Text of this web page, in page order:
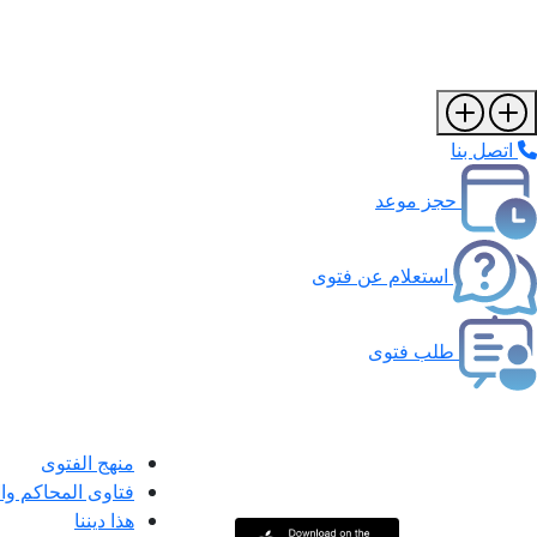
اتصل بنا
حجز موعد
استعلام عن فتوى
طلب فتوى
منهج الفتوى
فتاوى المحاكم
هذا ديننا